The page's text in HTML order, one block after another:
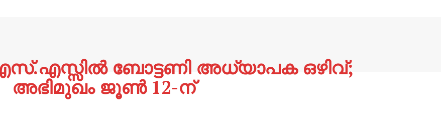
ബോട്ടണി അധ്യാപക ഒഴിവ്;
അഭിമുഖം ജൂൺ 12-ന്